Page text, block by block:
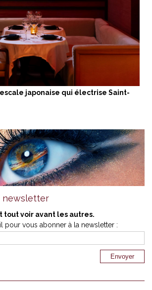
japonaise qui électrise Saint-
newsletter
tout voir avant les autres.
pour vous abonner à la newsletter :